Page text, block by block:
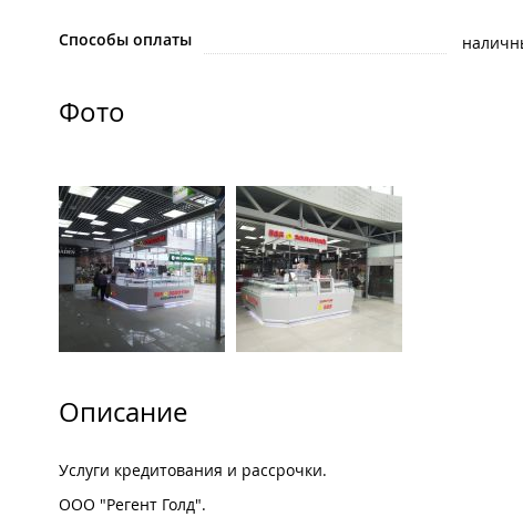
Способы оплаты
Фото
Описание
Услуги кредитования и рассрочки.
ООО "Регент Голд".